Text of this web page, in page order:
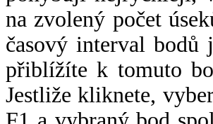
na zvolený počet
časový interval
přiblížíte k tomuto
Jestliže kliknete,